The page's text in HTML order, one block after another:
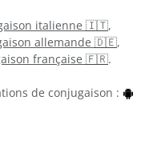
italienne 🇮🇹,
allemande 🇩🇪,
française 🇫🇷.
de conjugaison :